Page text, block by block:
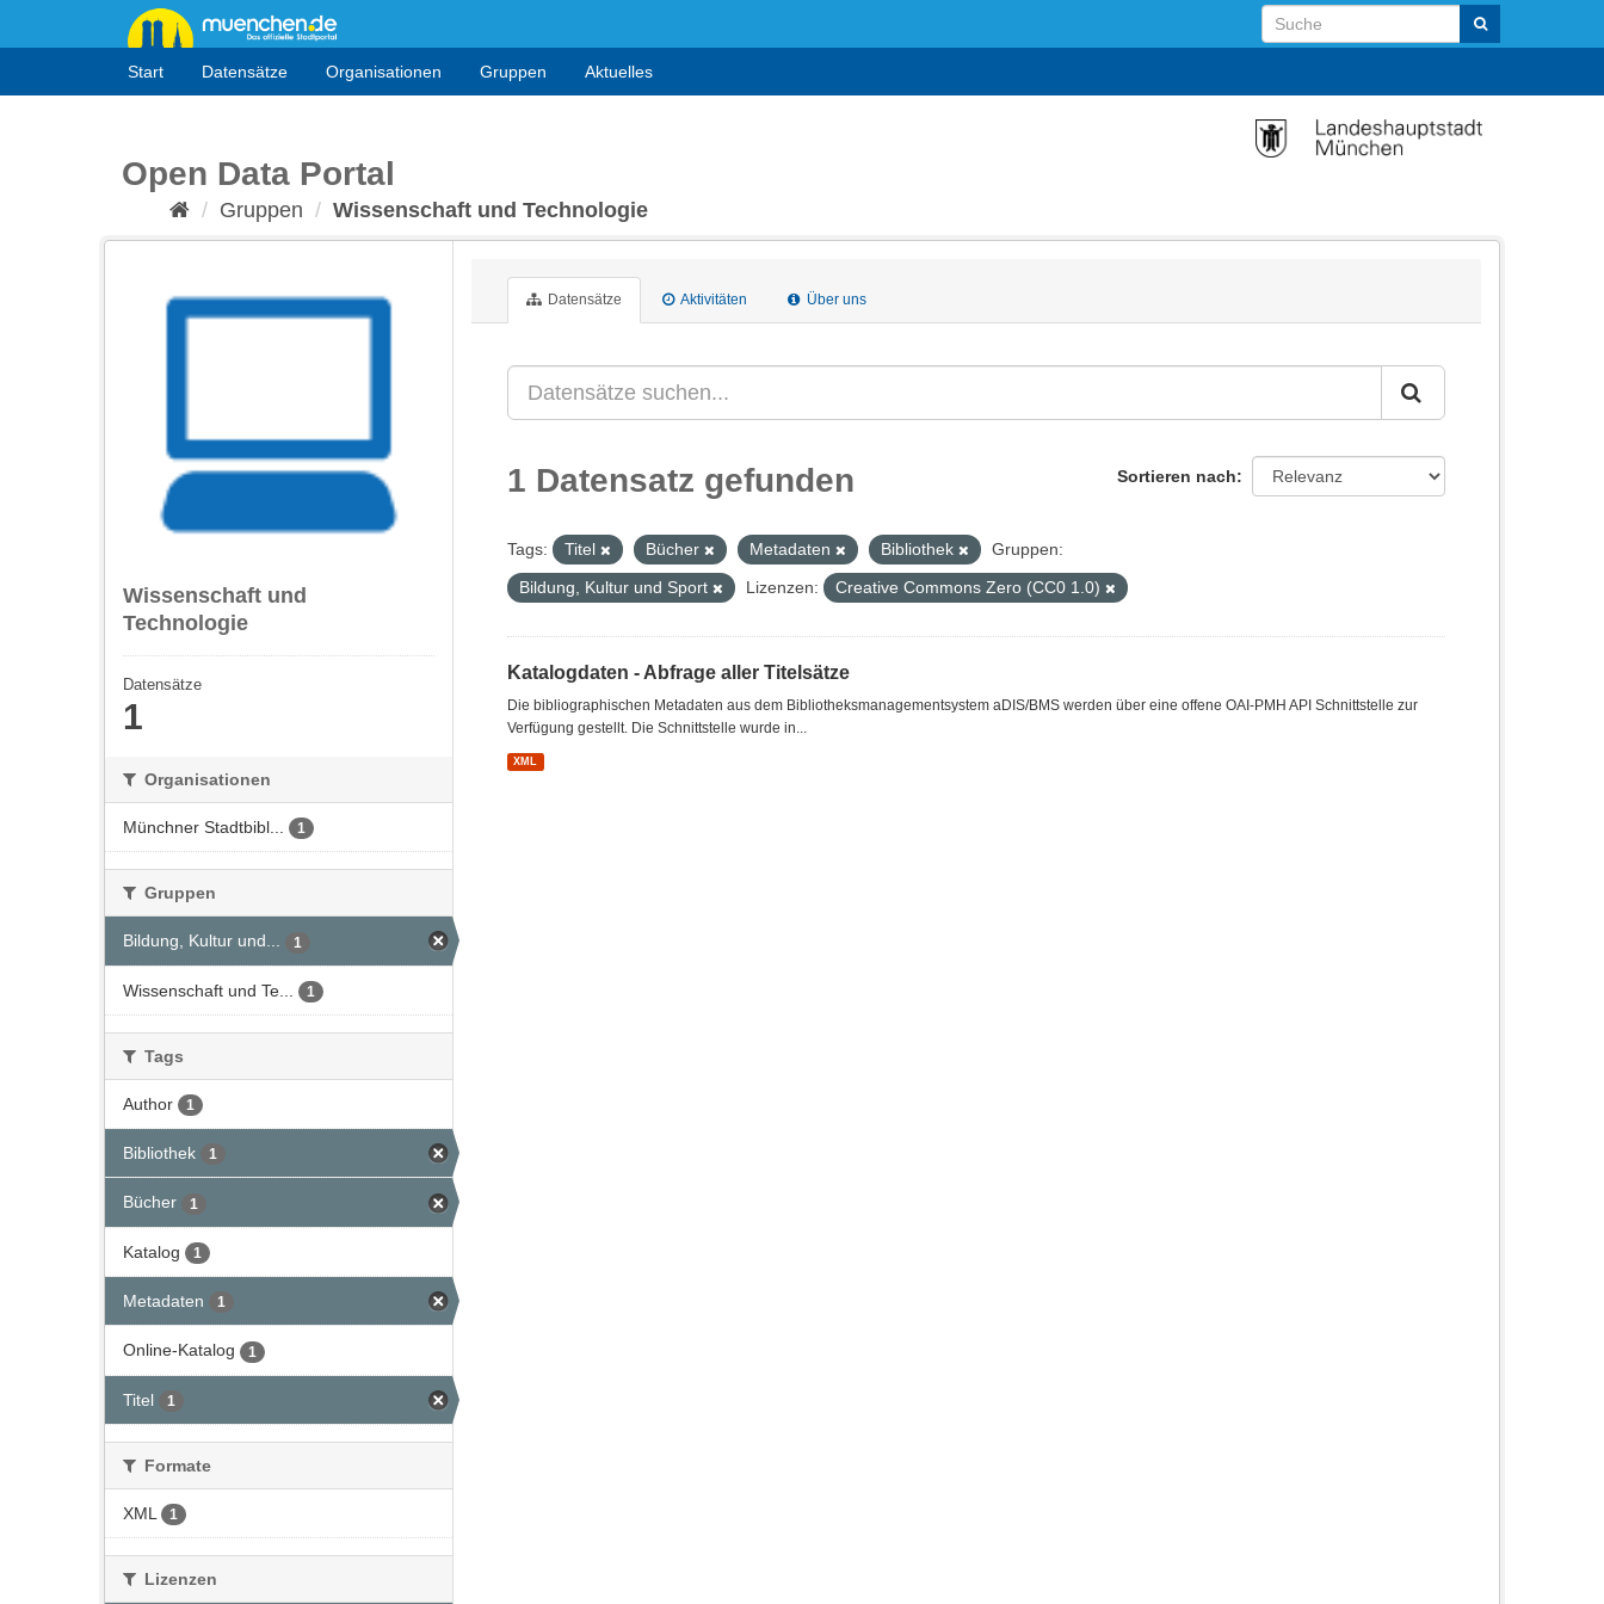
Start Datensätze Organisationen Gruppen Aktuelles
Open Data Portal
Gruppen Wissenschaft und Technologie
Wissenschaft und
Technologie
Datensätze
1
Organisationen
Münchner Stadtbibl... 1
Gruppen
Bildung, Kultur und... 1
Wissenschaft und Te... 1
Tags
Author 1
Bibliothek 1
Bücher 1
Katalog 1
Metadaten 1
Online-Katalog 1
Titel 1
Formate
XML 1
Lizenzen
Datensätze Aktivitäten Über uns
Sortieren nach
1 Datensatz gefunden
Tags: Titel Bücher Metadaten Bibliothek
Gruppen:
Bildung, Kultur und Sport
Lizenzen: Creative Commons Zero (CC0 1.0)
Katalogdaten - Abfrage aller Titelsätze
Die bibliographischen Metadaten aus dem Bibliotheksmanagementsystem aDIS/BMS werden über eine offene OAI-PMH API Schnittstelle zur
Verfügung gestellt. Die Schnittstelle wurde in...
XML